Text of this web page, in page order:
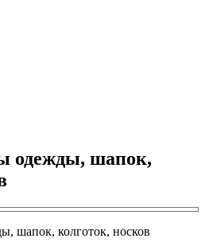
одежды, шапок,